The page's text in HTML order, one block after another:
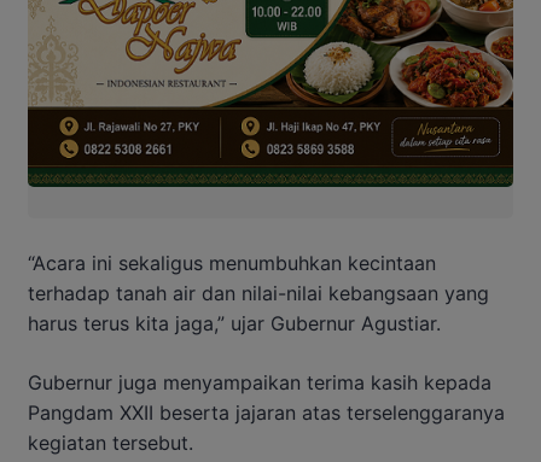
“Acara ini sekaligus menumbuhkan kecintaan
terhadap tanah air dan nilai-nilai kebangsaan yang
harus terus kita jaga,” ujar Gubernur Agustiar.
Gubernur juga menyampaikan terima kasih kepada
Pangdam XXII beserta jajaran atas terselenggaranya
kegiatan tersebut.